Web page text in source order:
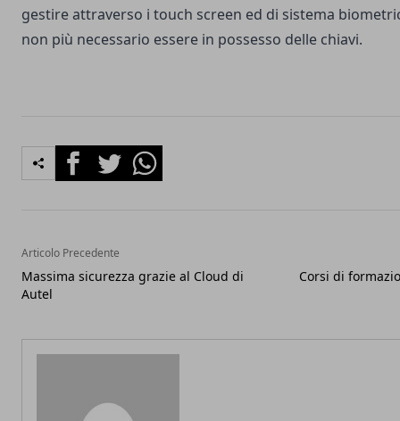
gestire attraverso i touch screen ed di sistema
non più necessario essere in possesso delle chiavi.
FacebookTwitterWhatsapp
Articolo Precedente
Massima sicurezza grazie al Cloud di
Autel
Corsi di